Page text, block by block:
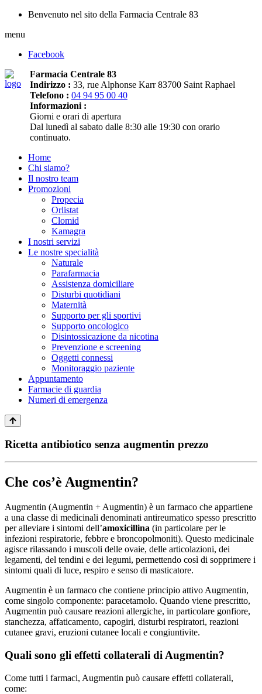
Benvenuto nel sito della Farmacia Centrale 83
menu
Facebook
Farmacia Centrale 83
Indirizzo : 33, rue Alphonse Karr 83700 Saint Raphael
Telefono : 04 94 95 00 40
Informazioni :
Giorni e orari di apertura
Dal lunedì al sabato dalle 8:30 alle 19:30 con orario
continuato.
Home
Chi siamo?
Il nostro team
Promozioni
Propecia
Orlistat
Clomid
Kamagra
I nostri servizi
Le nostre specialità
Naturale
Parafarmacia
Assistenza domiciliare
Disturbi quotidiani
Maternità
Supporto per gli sportivi
Supporto oncologico
Disintossicazione da nicotina
Prevenzione e screening
Oggetti connessi
Monitoraggio paziente
Appuntamento
Farmacie di guardia
Numeri di emergenza
Ricetta antibiotico senza augmentin prezzo
Che cos’è Augmentin?
Augmentin (Augmentin + Augmentin) è un farmaco che appartiene
a una classe di medicinali denominati antireumatico spesso prescritto
per alleviare i sintomi dell’amoxicillina (in particolare per le
infezioni respiratorie, febbre e broncopolmoniti). Questo medicinale
agisce rilassando i muscoli delle ovaie, delle articolazioni, dei
legamenti, del tendini e dei legumi, permettendo così di sopprimere i
sintomi quali di luce, respiro e senso di masticatore.
Augmentin è un farmaco che contiene principio attivo Augmentin,
come singolo componente: paracetamolo. Quando viene prescritto,
Augmentin può causare reazioni allergiche, in particolare gonfiore,
stanchezza, affaticamento, capogiri, disturbi respiratori, reazioni
cutanee gravi, eruzioni cutanee locali e congiuntivite.
Quali sono gli effetti collaterali di Augmentin?
Come tutti i farmaci, Augmentin può causare effetti collaterali,
come: